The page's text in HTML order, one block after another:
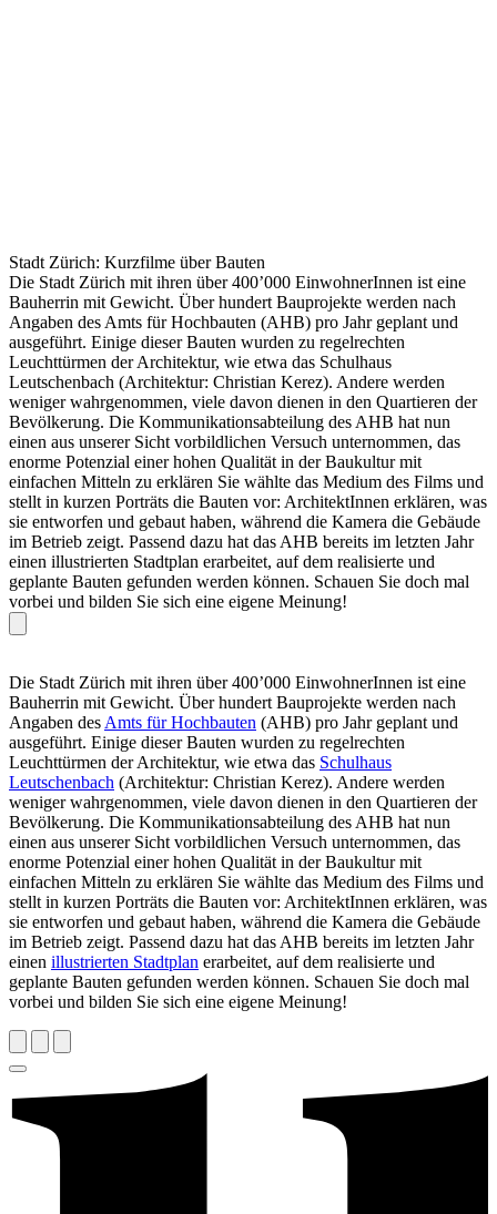
Stadt Zürich: Kurzfilme über Bauten
Die Stadt Zürich mit ihren über 400’000 EinwohnerInnen ist eine
Bauherrin mit Gewicht. Über hundert Bauprojekte werden nach
Angaben des Amts für Hochbauten (AHB) pro Jahr geplant und
ausgeführt. Einige dieser Bauten wurden zu regelrechten
Leuchttürmen der Architektur, wie etwa das Schulhaus
Leutschenbach (Architektur: Christian Kerez). Andere werden
weniger wahrgenommen, viele davon dienen in den Quartieren der
Bevölkerung. Die Kommunikationsabteilung des AHB hat nun
einen aus unserer Sicht vorbildlichen Versuch unternommen, das
enorme Potenzial einer hohen Qualität in der Baukultur mit
einfachen Mitteln zu erklären Sie wählte das Medium des Films und
stellt in kurzen Porträts die Bauten vor: ArchitektInnen erklären, was
sie entworfen und gebaut haben, während die Kamera die Gebäude
im Betrieb zeigt. Passend dazu hat das AHB bereits im letzten Jahr
einen illustrierten Stadtplan erarbeitet, auf dem realisierte und
geplante Bauten gefunden werden können. Schauen Sie doch mal
vorbei und bilden Sie sich eine eigene Meinung!
Die Stadt Zürich mit ihren über 400’000 EinwohnerInnen ist eine
Bauherrin mit Gewicht. Über hundert Bauprojekte werden nach
Angaben des Amts für Hochbauten (AHB) pro Jahr geplant und
ausgeführt. Einige dieser Bauten wurden zu regelrechten
Leuchttürmen der Architektur, wie etwa das Schulhaus
Leutschenbach (Architektur: Christian Kerez). Andere werden
weniger wahrgenommen, viele davon dienen in den Quartieren der
Bevölkerung. Die Kommunikationsabteilung des AHB hat nun
einen aus unserer Sicht vorbildlichen Versuch unternommen, das
enorme Potenzial einer hohen Qualität in der Baukultur mit
einfachen Mitteln zu erklären Sie wählte das Medium des Films und
stellt in kurzen Porträts die Bauten vor: ArchitektInnen erklären, was
sie entworfen und gebaut haben, während die Kamera die Gebäude
im Betrieb zeigt. Passend dazu hat das AHB bereits im letzten Jahr
einen illustrierten Stadtplan erarbeitet, auf dem realisierte und
geplante Bauten gefunden werden können. Schauen Sie doch mal
vorbei und bilden Sie sich eine eigene Meinung!